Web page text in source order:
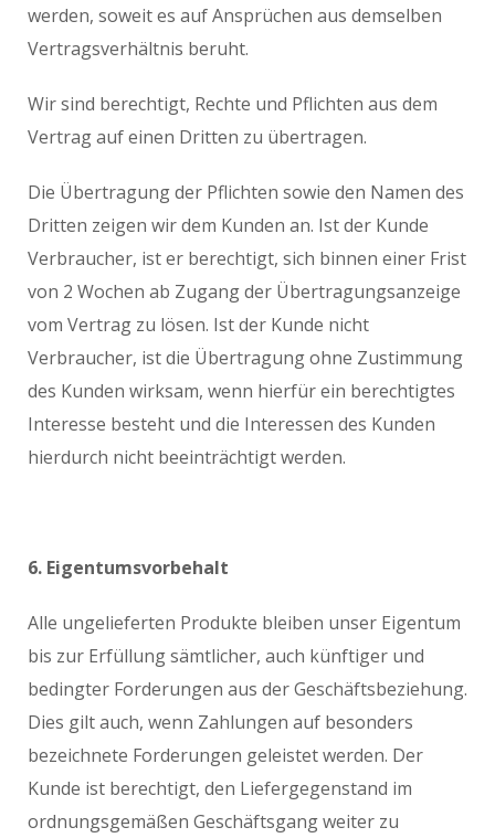
werden, soweit es auf Ansprüchen aus demselben
Vertragsverhältnis beruht.
Wir sind berechtigt, Rechte und Pflichten aus dem
Vertrag auf einen Dritten zu übertragen.
Die Übertragung der Pflichten sowie den Namen des
Dritten zeigen wir dem Kunden an. Ist der Kunde
Verbraucher, ist er berechtigt, sich binnen einer Frist
von 2 Wochen ab Zugang der Übertragungsanzeige
vom Vertrag zu lösen. Ist der Kunde nicht
Verbraucher, ist die Übertragung ohne Zustimmung
des Kunden wirksam, wenn hierfür ein berechtigtes
Interesse besteht und die Interessen des Kunden
hierdurch nicht beeinträchtigt werden.
6. Eigentumsvorbehalt
Alle ungelieferten Produkte bleiben unser Eigentum
bis zur Erfüllung sämtlicher, auch künftiger und
bedingter Forderungen aus der Geschäftsbeziehung.
Dies gilt auch, wenn Zahlungen auf besonders
bezeichnete Forderungen geleistet werden. Der
Kunde ist berechtigt, den Liefergegenstand im
ordnungsgemäßen Geschäftsgang weiter zu